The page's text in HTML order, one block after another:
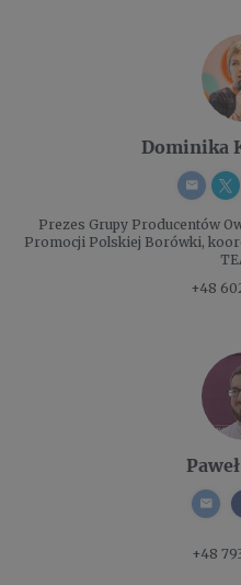
Dominika
Prezes Grupy Producentów
Promocji Polskiej Borówki,
+48
+48